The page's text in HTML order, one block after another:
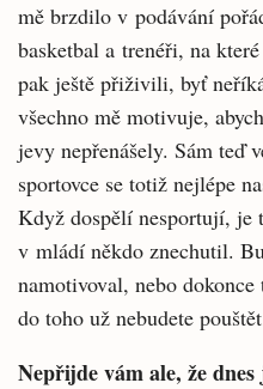
mě brzdilo v podávání
basketbal a trenéři, na
pak ještě přiživili, byť
všechno mě motivuje,
jevy nepřenášely. Sám teď
sportovce se totiž nejlépe
Když dospělí nesportují, je
v mládí někdo znechutil.
namotivoval, nebo
do toho už nebudete
Nepřijde vám ale, že